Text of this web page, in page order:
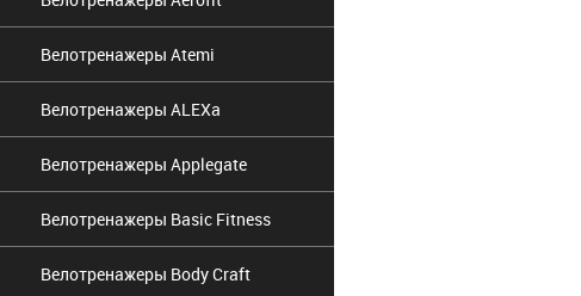
Велотренажеры Atemi
Велотренажеры ALEXa
Велотренажеры Applegate
Велотренажеры Basic Fitness
Велотренажеры Body Craft